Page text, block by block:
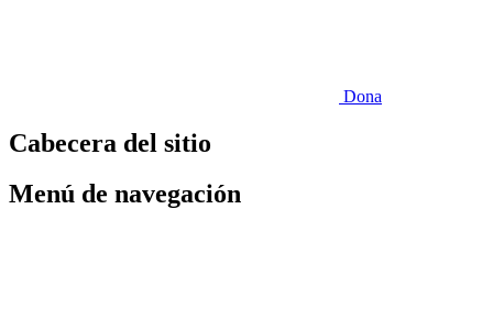
Dona
Cabecera del sitio
Menú de navegación